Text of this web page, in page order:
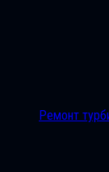
Ремонт